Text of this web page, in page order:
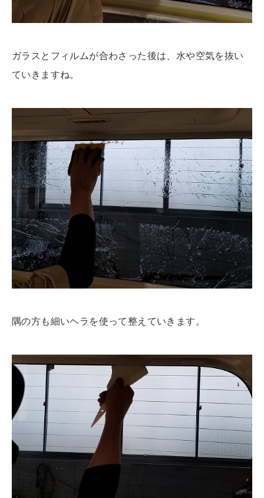
ガラスとフィルムが合わさった後は、水や空気を抜い
ていきますね。
隅の方も細いヘラを使って整えていきます。